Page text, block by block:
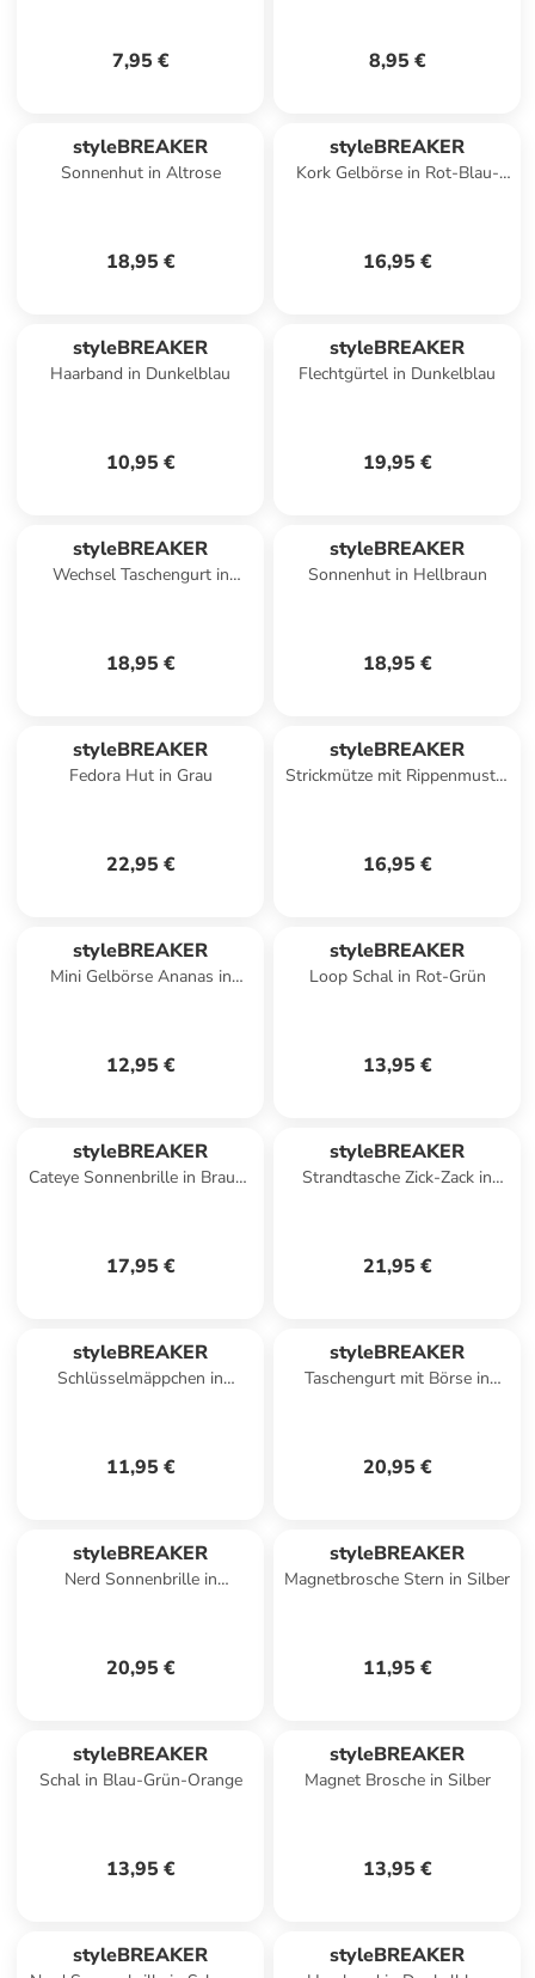
7,95 € 8,95 €
styleBREAKER
Sonnenhut in Altrose
18,95 €
styleBREAKER
Kork Gelbörse in Rot-Blau-
16,95 €
styleBREAKER
Haarband in Dunkelblau
10,95 €
styleBREAKER
Flechtgürtel in Dunkelblau
19,95 €
styleBREAKER
Wechsel Taschengurt in
18,95 €
styleBREAKER
Sonnenhut in Hellbraun
18,95 €
styleBREAKER
Fedora Hut in Grau
22,95 €
styleBREAKER
Strickmütze mit Rippenmuster
16,95 €
styleBREAKER
Mini Gelbörse Ananas in
12,95 €
styleBREAKER
Loop Schal in Rot-Grün
13,95 €
styleBREAKER
Cateye Sonnenbrille in Braun-
17,95 €
styleBREAKER
Strandtasche Zick-Zack in
21,95 €
styleBREAKER
Schlüsselmäppchen in
11,95 €
styleBREAKER
Taschengurt mit Börse in
20,95 €
styleBREAKER
Nerd Sonnenbrille in
20,95 €
styleBREAKER
Magnetbrosche Stern in Silber
11,95 €
styleBREAKER
Schal in Blau-Grün-Orange
13,95 €
styleBREAKER
Magnet Brosche in Silber
13,95 €
styleBREAKER styleBREAKER